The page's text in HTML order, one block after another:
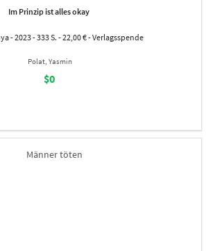
Im Prinzip ist alles okay
- 2023 - 333 S. - 22,00 € - Verlagsspende
Polat, Yasmin
$0